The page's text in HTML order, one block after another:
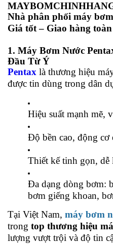
Nhà phân phối máy
Giá tốt – Giao hàng
1. Máy Bơm Nước
Đầu Từ Ý
Pentax là thương hiệu
được tin dùng trong dân
Hiệu suất mạnh mẽ,
Độ bền cao, động cơ
Thiết kế tinh gọn, dễ
Đa dạng dòng bơm:
bơm giếng khoan,
Tại Việt Nam, máy bơm
trong top thương hiệu
lượng vượt trội và độ tin